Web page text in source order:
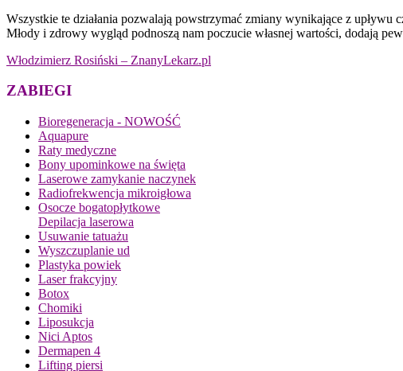
Wszystkie te działania pozwalają powstrzymać zmiany wynikające z
Młody i zdrowy wygląd podnoszą nam poczucie własnej wartości, dodają
Włodzimierz Rosiński – ZnanyLekarz.pl
ZABIEGI
Bioregeneracja - NOWOŚĆ
Aquapure
Raty medyczne
Bony upominkowe na święta
Laserowe zamykanie naczynek
Radiofrekwencja mikroigłowa
Osocze bogatopłytkowe
Depilacja laserowa
Usuwanie tatuażu
Wyszczuplanie ud
Plastyka powiek
Laser frakcyjny
Botox
Chomiki
Liposukcja
Nici Aptos
Dermapen 4
Lifting piersi